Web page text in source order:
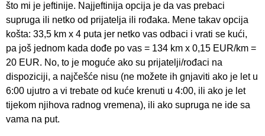
što mi je jeftinije. Najjeftinija opcija je da vas prebaci
supruga ili netko od prijatelja ili rođaka. Mene takav opcija
košta: 33,5 km x 4 puta jer netko vas odbaci i vrati se kući,
pa još jednom kada dođe po vas = 134 km x 0,15 EUR/km =
20 EUR. No, to je moguće ako su prijatelji/rođaci na
dispoziciji, a najčešće nisu (ne možete ih gnjaviti ako je let u
6:00 ujutro a vi trebate od kuće krenuti u 4:00, ili ako je let
tijekom njihova radnog vremena), ili ako supruga ne ide sa
vama na put.